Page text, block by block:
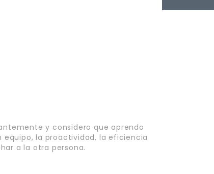
y considero que aprendo
la proactividad, la eficiencia
a la otra persona.